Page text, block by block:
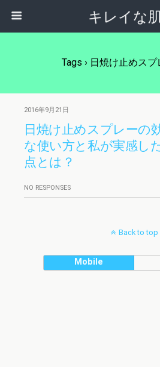
キレイな
Tags › 日焼け止めス
2016年9月21日
日焼け止めスプレーの
な使い方と私が実感し
点とは？
NO RESPONSES
Back to top
Mobile